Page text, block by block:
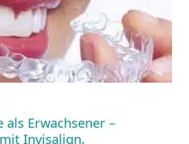
als Erwachsener –
Invisalign,